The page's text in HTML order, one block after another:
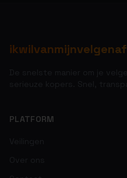
ikwilvanmijnvelgenaf
PLATFORM